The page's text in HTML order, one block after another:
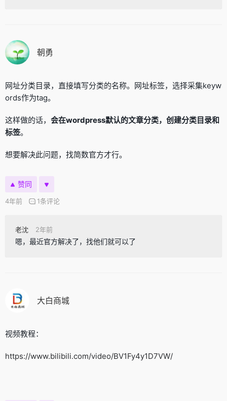
朝勇
网址分类目录，直接填写分类的名称。网址标签，选择采集keyw
ords作为tag。
这样做的话， 会在wordpress默认的文章分类，创建分类目录和
标签。
想要解决此问题，找简数官方才行。
赞同
4年前 1条评论
老沈 2年前
嗯，最近官方解决了，找他们就可以了
大白商城
视频教程：
https://www.bilibili.com/video/BV1Fy4y1D7VW/